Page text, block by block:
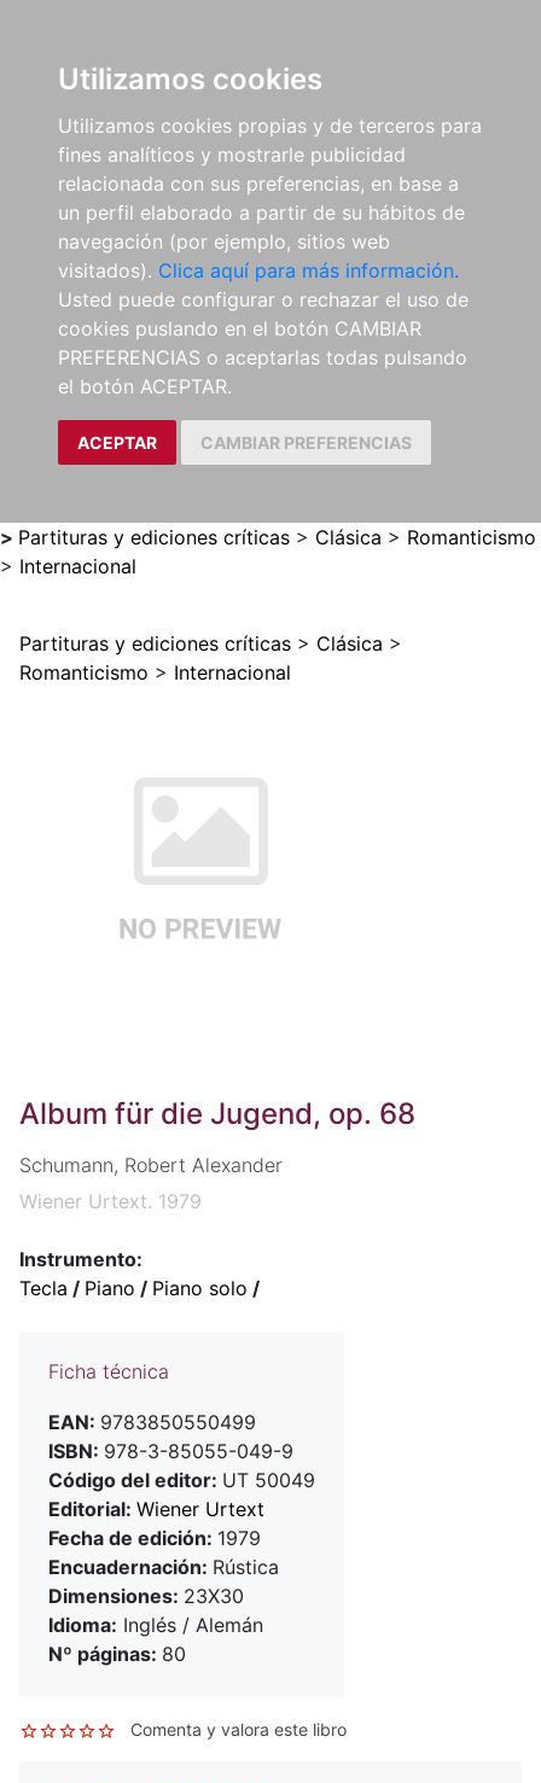
Utilizamos cookies
Utilizamos cookies propias y de terceros para
fines analíticos y mostrarle publicidad
relacionada con sus preferencias, en base a
un perfil elaborado a partir de su hábitos de
navegación (por ejemplo, sitios web
visitados). Clica aquí para más información.
Usted puede configurar o rechazar el uso de
cookies puslando en el botón CAMBIAR
PREFERENCIAS o aceptarlas todas pulsando
el botón ACEPTAR.
ACEPTAR CAMBIAR PREFERENCIAS
> Partituras y ediciones críticas > Clásica > Romanticismo
> Internacional
Partituras y ediciones críticas > Clásica >
Romanticismo > Internacional
Album für die Jugend, op. 68
Schumann, Robert Alexander
Wiener Urtext. 1979
Instrumento:
Tecla / Piano / Piano solo /
Ficha técnica
EAN: 9783850550499
ISBN: 978-3-85055-049-9
Código del editor: UT 50049
Editorial: Wiener Urtext
Fecha de edición: 1979
Encuadernación: Rústica
Dimensiones: 23X30
Idioma: Inglés / Alemán
Nº páginas: 80
Comenta y valora este libro